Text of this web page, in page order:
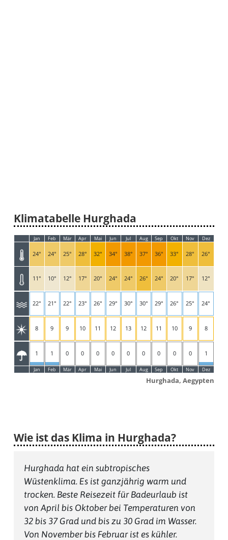
Klimatabelle Hurghada
Jan Feb Mär Apr Mai Jun Jul Aug Sep Okt Nov Dez
24° 24° 25° 28° 32° 34° 38° 37° 36° 33° 28° 26°
11° 10° 12° 17° 20° 24° 24° 26° 24° 20° 17° 12°
22° 21° 22° 23° 26° 29° 30° 30° 29° 26° 25° 24°
8 9 9 10 11 12 13 12 11 10 9 8
1 1 0 0 0 0 0 0 0 0 0 1
Jan Feb Mär Apr Mai Jun Jul Aug Sep Okt Nov Dez
Hurghada, Aegypten
Wie ist das Klima in Hurghada?
Hurghada hat ein subtropisches
Wüstenklima. Es ist ganzjährig warm und
trocken. Beste Reisezeit für Badeurlaub ist
von April bis Oktober bei Temperaturen von
32 bis 37 Grad und bis zu 30 Grad im Wasser.
Von November bis Februar ist es kühler.